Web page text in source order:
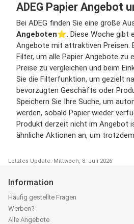
ADEG Papier Angebot
Bei ADEG finden Sie eine große
Angeboten⭐️. Diese Woche gibt
Angebote mit attraktiven Preisen.
Filter, um alle Papier Angebote zu
Preise zu vergleichen und beim
Sie die Filterfunktion, um gezielt
bevorzugten Geschäfts oder
Speichern Sie Ihre Suche, um
werden, sobald Papier wieder
Produkt derzeit nicht im Angebot
ähnliche Aktionen an, um
Letztes Update: Mittwoch, 8. Juli 2026
Information
Häufig gestellte Fragen
Werben?
Alle Angebote